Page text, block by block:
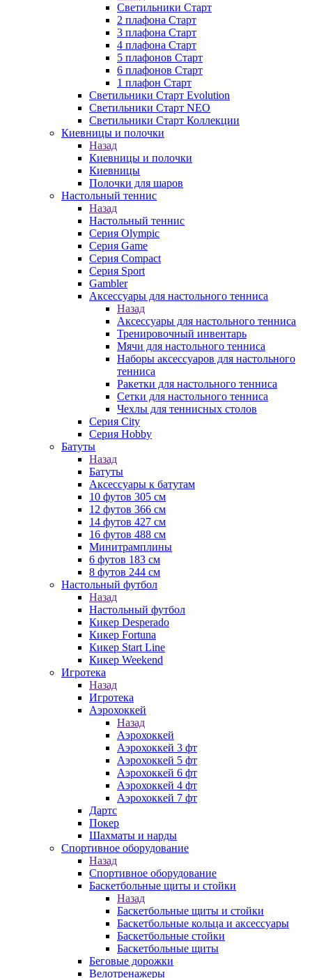
Светильники Старт
2 плафона Старт
3 плафона Старт
4 плафона Старт
5 плафонов Старт
6 плафонов Старт
1 плафон Старт
Светильники Старт Evolution
Светильники Старт NEO
Светильники Старт Коллекции
Киевницы и полочки
Назад
Киевницы и полочки
Киевницы
Полочки для шаров
Настольный теннис
Назад
Настольный теннис
Серия Olympic
Серия Game
Серия Compact
Серия Sport
Gambler
Аксессуары для настольного тенниса
Назад
Аксессуары для настольного тенниса
Тренировочный инвентарь
Мячи для настольного тенниса
Наборы аксессуаров для настольного
тенниса
Ракетки для настольного тенниса
Сетки для настольного тенниса
Чехлы для теннисных столов
Серия City
Серия Hobby
Батуты
Назад
Батуты
Аксессуары к батутам
10 футов 305 см
12 футов 366 см
14 футов 427 см
16 футов 488 см
Минитрамплины
6 футов 183 см
8 футов 244 см
Настольный футбол
Назад
Настольный футбол
Кикер Desperado
Кикер Fortuna
Кикер Start Line
Кикер Weekend
Игротека
Назад
Игротека
Аэрохоккей
Назад
Аэрохоккей
Аэрохоккей 3 фт
Аэрохоккей 5 фт
Аэрохоккей 6 фт
Аэрохоккей 4 фт
Аэрохоккей 7 фт
Дартс
Покер
Шахматы и нарды
Спортивное оборудование
Назад
Спортивное оборудование
Баскетбольные щиты и стойки
Назад
Баскетбольные щиты и стойки
Баскетбольные кольца и аксессуары
Баскетбольные стойки
Баскетбольные щиты
Беговые дорожки
Велотренажеры